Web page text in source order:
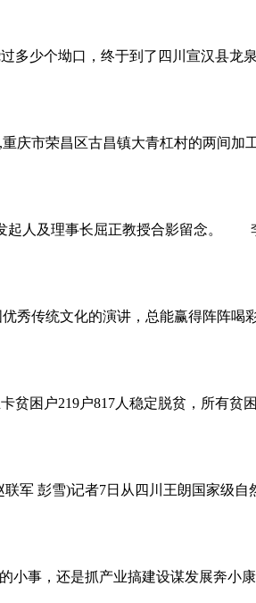
个坳口，终于到了四川宣汉县龙
市荣昌区古昌镇大青杠村的两间加
起人及理事长屈正教授合影留
统文化的演讲，总能赢得阵阵喝
困户219户817人稳定脱贫，所有贫
雪)记者7日从四川王朗国家级自
小事，还是抓产业搞建设谋发展奔